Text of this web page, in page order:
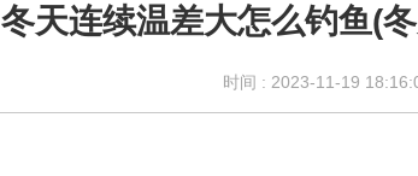
冬天连续温差大怎么钓鱼(
时间 : 2023-11-19